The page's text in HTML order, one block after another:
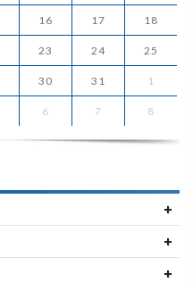
16 17 18
23 24 25
30 31 1
6 7 8